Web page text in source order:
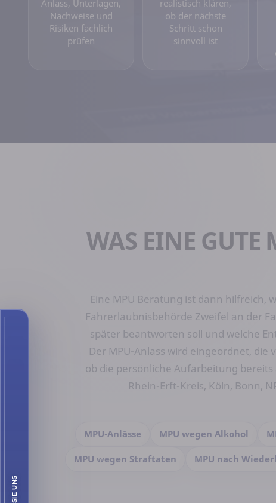
Anlass, Unterlagen,
Nachweise und
Risiken fachlich
prüfen
realistisch klären,
ob der nächste
Schritt schon
sinnvoll ist
WAS EINE GUTE
Eine MPU Beratung ist dann hilfreich,
Fahrerlaubnisbehörde Zweifel an der
später beantworten soll und welche
Der MPU-Anlass wird eingeordnet,
ob die persönliche Aufarbeitung
Rhein-Erft-Kreis, Köln, Bonn,
MPU-Anlässe MPU wegen Alkohol
MPU wegen Straftaten MPU nach